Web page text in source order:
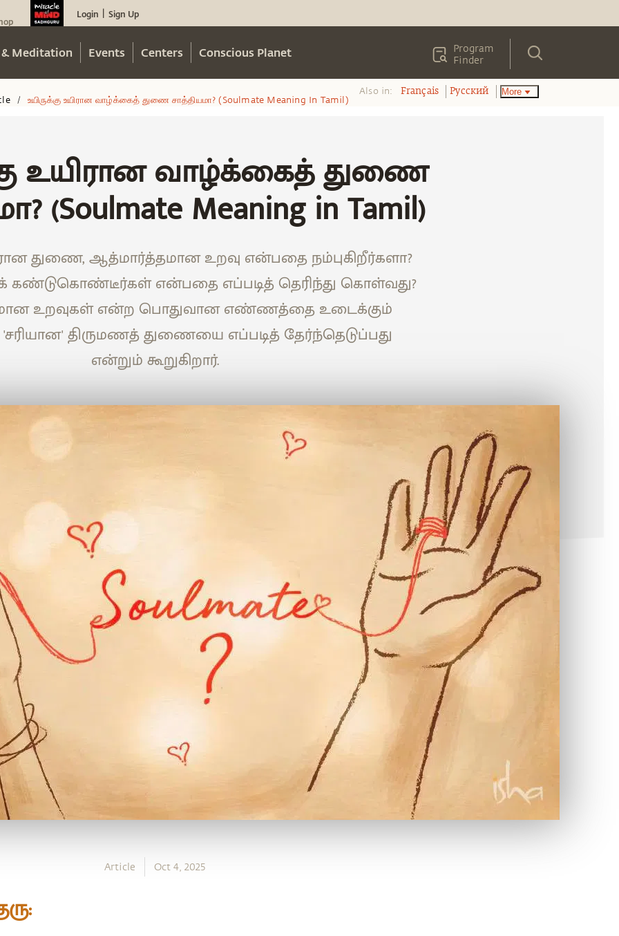
Login Sign Up
& Meditation Events Centers Conscious Planet
Program
Finder
/ உயிருக்கு உயிரான வாழ்க்கைத் துணை சாத்தியமா? (soulmate Meaning In Tamil)
Also in: Français Pусский More
உயிரான வாழ்க்கைத் துணை
(Soulmate Meaning in Tamil)
துணை, ஆத்மார்த்தமான உறவு என்பதை நம்புகிறீர்களா?
கண்டுகொண்டீர்கள் என்பதை எப்படித் தெரிந்து கொள்வது?
உறவுகள் என்ற பொதுவான எண்ணத்தை உடைக்கும்
'சரியான' திருமணத் துணையை எப்படித் தேர்ந்தெடுப்பது
என்றும் கூறுகிறார்.
Article Oct 4, 2025